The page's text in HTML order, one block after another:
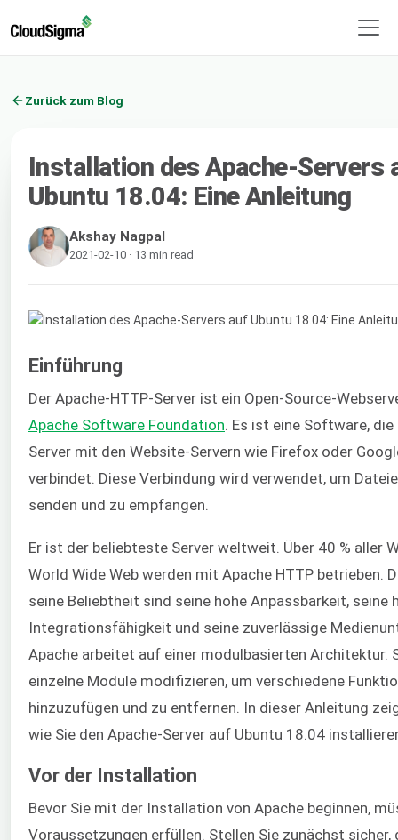
Zurück zum Blog
Installation des Apache-Servers
Ubuntu 18.04: Eine Anleitung
Akshay Nagpal
2021-02-10 · 13 min read
Einführung
Der Apache-HTTP-Server ist ein Open-Source-
Apache Software Foundation . Es ist eine Software,
Server mit den Website-Servern wie Firefox oder
verbindet. Diese Verbindung wird verwendet, um
senden und zu empfangen.
Er ist der beliebteste Server weltweit. Über 40 % aller
World Wide Web werden mit Apache HTTP betrieben.
seine Beliebtheit sind seine hohe Anpassbarkeit, seine
Integrationsfähigkeit und seine zuverlässige
Apache arbeitet auf einer modulbasierten Architektur.
einzelne Module modifizieren, um verschiedene
hinzuzufügen und zu entfernen. In dieser Anleitung
wie Sie den Apache-Server auf Ubuntu 18.04
Vor der Installation
Bevor Sie mit der Installation von Apache beginnen,
Voraussetzungen erfüllen. Stellen Sie zunächst sicher,